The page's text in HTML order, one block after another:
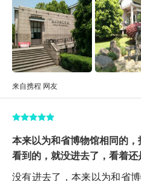
来自携程 网友
本来以为和省博物馆相同的
看到的，就没进去了，看着还
没有进去了，本来以为和省